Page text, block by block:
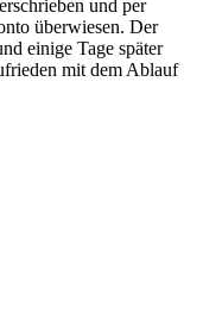
und per
überwiesen. Der
einige Tage später
mit dem Ablauf